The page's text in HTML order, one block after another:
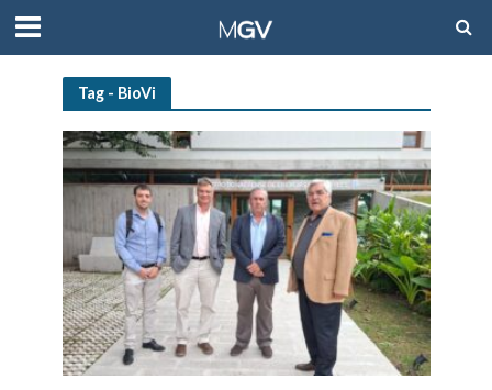
Tag - BioVi